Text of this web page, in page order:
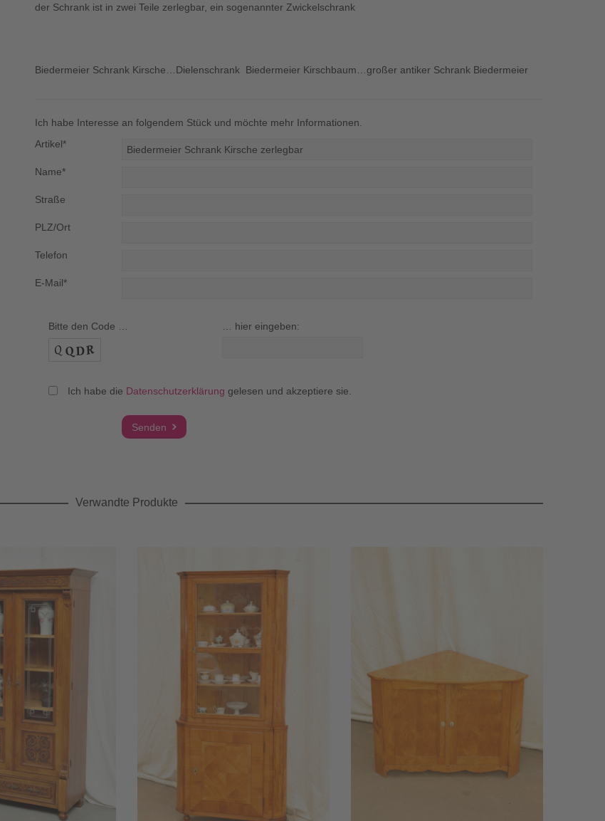
der Schrank ist in zwei Teile zerlegbar, ein sogenannter Zwickelschrank
Biedermeier Schrank Kirsche…Dielenschrank Biedermeier Kirschbaum…großer antiker Schrank Biedermeier
Ich habe Interesse an folgendem Stück und möchte mehr Informationen.
Artikel*
Name*
Straße
PLZ/Ort
Telefon
E-Mail*
Bitte den Code … … hier eingeben:
Ich habe die Datenschutzerklärung gelesen und akzeptiere sie.
Verwandte Produkte